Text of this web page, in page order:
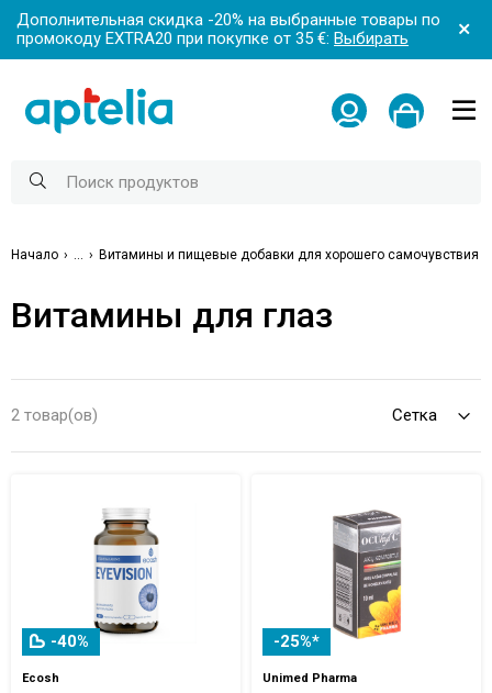
Дополнительная скидка -20% на выбранные товары по
промокоду EXTRA20 при покупке от 35 €: Выбирать
Начало Витамины и пищевые добавки для хорошего самочувствия
Витамины для глаз
2 товар(ов)
-40%
Ecosh
-25%*
Unimed Pharma